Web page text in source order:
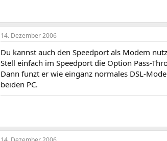
14. Dezember 2006
Du kannst auch den Speedport als Modem
Stell einfach im Speedport die Option Pass-
Dann funzt er wie einganz normales DSL-
beiden PC.